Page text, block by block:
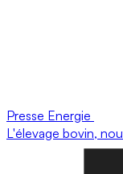
Presse Energie
L'élevage bovin,